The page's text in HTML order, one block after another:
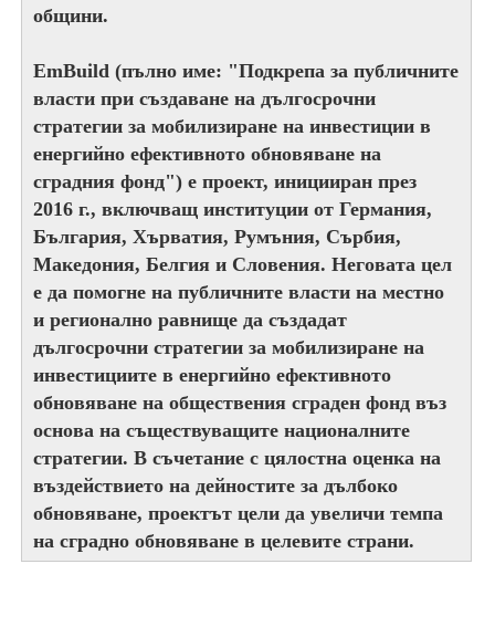
общини.
EmBuild (пълно име: "Подкрепа за публичните
власти при създаване на дългосрочни
стратегии за мобилизиране на инвестиции в
енергийно ефективното обновяване на
сградния фонд") е проект, иницииран през
2016 г., включващ институции от Германия,
България, Хърватия, Румъния, Сърбия,
Македония, Белгия и Словения. Неговата цел
е да помогне на публичните власти на местно
и регионално равнище да създадат
дългосрочни стратегии за мобилизиране на
инвестициите в енергийно ефективното
обновяване на обществения сграден фонд въз
основа на съществуващите националните
стратегии. В съчетание с цялостна оценка на
въздействието на дейностите за дълбоко
обновяване, проектът цели да увеличи темпа
на сградно обновяване в целевите страни.